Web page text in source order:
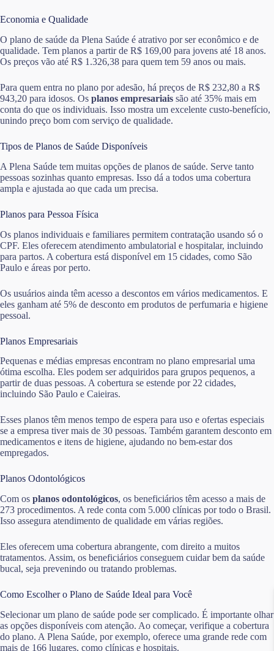
Economia e Qualidade
O plano de saúde da Plena Saúde é atrativo por ser econômico e de
qualidade. Tem planos a partir de R$ 169,00 para jovens até 18 anos.
Os preços vão até R$ 1.326,38 para quem tem 59 anos ou mais.
Para quem entra no plano por adesão, há preços de R$ 232,80 a R$
943,20 para idosos. Os planos empresariais são até 35% mais em
conta do que os individuais. Isso mostra um excelente custo-benefício,
unindo preço bom com serviço de qualidade.
Tipos de Planos de Saúde Disponíveis
A Plena Saúde tem muitas opções de planos de saúde. Serve tanto
pessoas sozinhas quanto empresas. Isso dá a todos uma cobertura
ampla e ajustada ao que cada um precisa.
Planos para Pessoa Física
Os planos individuais e familiares permitem contratação usando só o
CPF. Eles oferecem atendimento ambulatorial e hospitalar, incluindo
para partos. A cobertura está disponível em 15 cidades, como São
Paulo e áreas por perto.
Os usuários ainda têm acesso a descontos em vários medicamentos. E
eles ganham até 5% de desconto em produtos de perfumaria e higiene
pessoal.
Planos Empresariais
Pequenas e médias empresas encontram no plano empresarial uma
ótima escolha. Eles podem ser adquiridos para grupos pequenos, a
partir de duas pessoas. A cobertura se estende por 22 cidades,
incluindo São Paulo e Caieiras.
Esses planos têm menos tempo de espera para uso e ofertas especiais
se a empresa tiver mais de 30 pessoas. Também garantem desconto em
medicamentos e itens de higiene, ajudando no bem-estar dos
empregados.
Planos Odontológicos
Com os planos odontológicos, os beneficiários têm acesso a mais de
273 procedimentos. A rede conta com 5.000 clínicas por todo o Brasil.
Isso assegura atendimento de qualidade em várias regiões.
Eles oferecem uma cobertura abrangente, com direito a muitos
tratamentos. Assim, os beneficiários conseguem cuidar bem da saúde
bucal, seja prevenindo ou tratando problemas.
Como Escolher o Plano de Saúde Ideal para Você
Selecionar um plano de saúde pode ser complicado. É importante olhar
as opções disponíveis com atenção. Ao começar, verifique a cobertura
do plano. A Plena Saúde, por exemplo, oferece uma grande rede com
mais de 166 lugares, como clínicas e hospitais.